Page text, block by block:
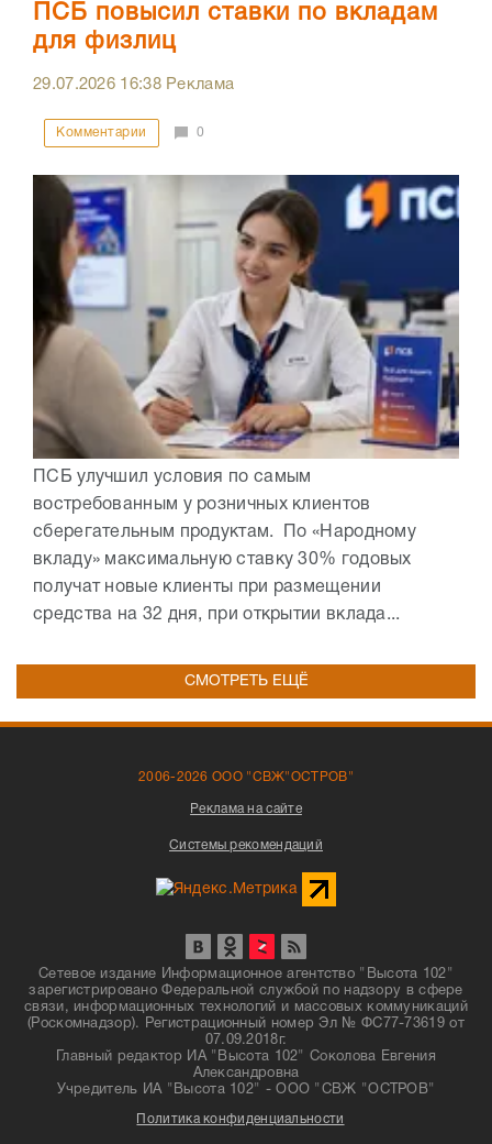
ПСБ повысил ставки по вкладам
для физлиц
29.07.2026 16:38Реклама
Комментарии 0
ПСБ улучшил условия по самым
востребованным у розничных клиентов
сберегательным продуктам. По «Народному
вкладу» максимальную ставку 30% годовых
получат новые клиенты при размещении
средства на 32 дня, при открытии вклада...
СМОТРЕТЬ ЕЩЁ
2006-2026 ООО "СВЖ"ОСТРОВ"
Реклама на сайте
Системы рекомендаций
Сетевое издание Информационное агентство "Высота 102"
зарегистрировано Федеральной службой по надзору в сфере
связи, информационных технологий и массовых коммуникаций
(Роскомнадзор). Регистрационный номер Эл № ФС77-73619 от
07.09.2018г.
Главный редактор ИА "Высота 102" Соколова Евгения
Александровна
Учредитель ИА "Высота 102" - ООО "СВЖ "ОСТРОВ"
Политика конфиденциальности